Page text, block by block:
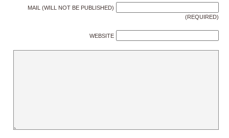
MAIL (WILL NOT BE PUBLISHED)
(REQUIRED)
WEBSITE